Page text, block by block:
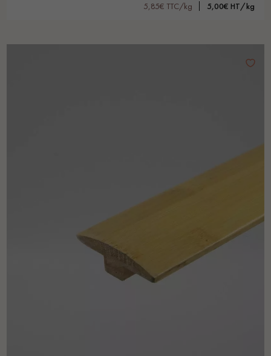
5,85€ TTC/kg 5,00€ HT/kg